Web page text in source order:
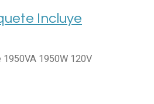
Incluye
1950W 120V